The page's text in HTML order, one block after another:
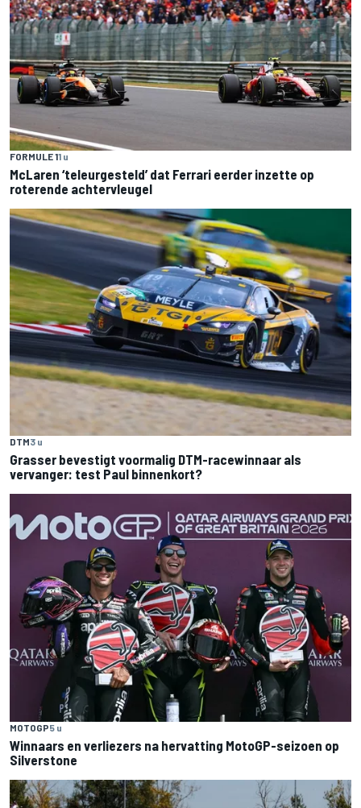
FORMULE 11 u
McLaren ‘teleurgesteld’ dat Ferrari eerder inzette op
roterende achtervleugel
DTM3 u
Grasser bevestigt voormalig DTM-racewinnaar als
vervanger: test Paul binnenkort?
MOTOGP5 u
Winnaars en verliezers na hervatting MotoGP-seizoen op
Silverstone